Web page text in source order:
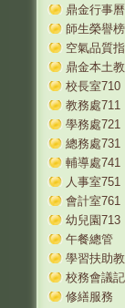
鼎金行事曆
師生榮譽榜
空氣品質
鼎金本土
校長室710
教務處711
學務處721
總務處731
輔導處741
人事室751
會計室761
幼兒園713
午餐總管
學習扶助
校務會議
修繕服務